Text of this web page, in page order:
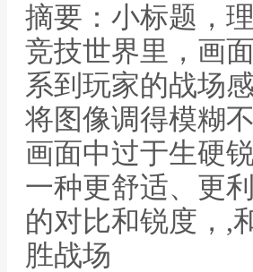
摘要：小标题，
竞技世界里，画
系到玩家的战场
将图像调得模糊
画面中过于生硬
一种更舒适、更
的对比和锐度，,
胜战场